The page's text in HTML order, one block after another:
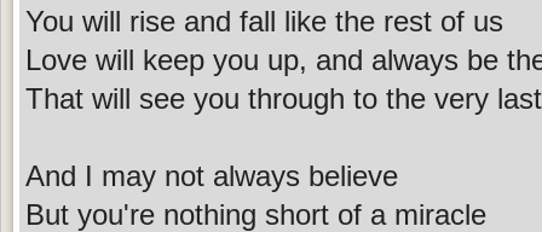
You will rise and fall like the rest of us
Love will keep you up, and always be
That will see you through to the very last
And I may not always believe
But you're nothing short of a miracle